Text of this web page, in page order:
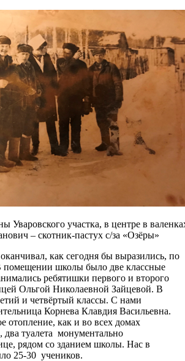
Уваровского участка, в центре в
– скотник-пастух с/за «Озёры»
как сегодня бы выразились, по
помещении школы было две классные
ребятишки первого и второго
Ольгой Николаевной Зайцевой. В
и четвёртый классы. С нами
Корнева Клавдия Васильевна.
отопление, как и во всех домах
два туалета монументально
рядом со зданием школы. Нас в
25-30 учеников.